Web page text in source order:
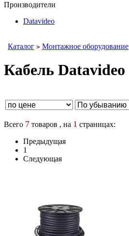
Производители
Datavideo
Каталог > Монтажное оборудование
Кабель Datavideo
Всего 7 товаров , на 1 страницах:
Предыдущая
1
Следующая